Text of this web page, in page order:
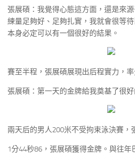
張展碩：我覺得心態這方面，還是來
練量足夠好、足夠扎實，我就會很等
本身必定可以有一個很好的結果。
賽至半程，張展碩展現出后程實力，率
張展碩：第一天的金牌給我奠基了很好
兩天后的男人200米不受拘束泳決賽，
1分44秒86，張展碩獲得金牌。與往年